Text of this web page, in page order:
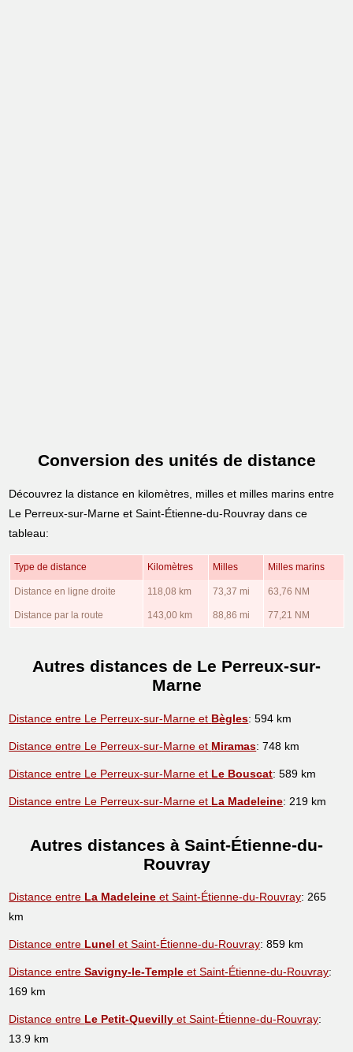
Conversion des unités de distance
Découvrez la distance en kilomètres, milles et milles marins entre
Le Perreux-sur-Marne et Saint-Étienne-du-Rouvray dans ce
tableau:
Type de distance Kilomètres Milles Milles marins
Distance en ligne droite 118,08 km 73,37 mi 63,76 NM
Distance par la route 143,00 km 88,86 mi 77,21 NM
Autres distances de Le Perreux-sur-
Marne
Distance entre Le Perreux-sur-Marne et Bègles: 594 km
Distance entre Le Perreux-sur-Marne et Miramas: 748 km
Distance entre Le Perreux-sur-Marne et Le Bouscat: 589 km
Distance entre Le Perreux-sur-Marne et La Madeleine: 219 km
Autres distances à Saint-Étienne-du-
Rouvray
Distance entre La Madeleine et Saint-Étienne-du-Rouvray: 265
km
Distance entre Lunel et Saint-Étienne-du-Rouvray: 859 km
Distance entreSavigny-le-Temple et Saint-Étienne-du-Rouvray:
169 km
Distance entre Le Petit-Quevilly et Saint-Étienne-du-Rouvray:
13.9 km